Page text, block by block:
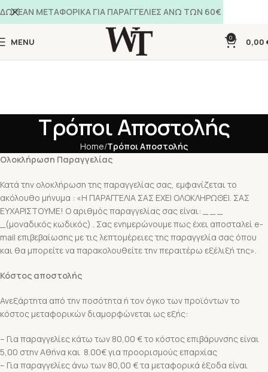
MENU 0 0,00
Τρόποι Αποστολής
Home Τρόποι Αποστολής
Ολοκλήρωση Παραγγελίας
Κατά την ολοκλήρωση της παραγγελίας σας, εμφανίζεται το
ακόλουθο μήνυμα : «Η ΠΑΡΑΓΓΕΛΙΑ ΣΑΣ ΕΧΕΙ ΟΛΟΚΛΗΡΩΘΕΙ. ΣΑΣ
ΕΥΧΑΡΙΣΤΟΥΜΕ! O αριθμός παραγγελίας σας είναι: _ _ _
_(μοναδικός κωδικός) . Σας ενημερώνουμε πως έχει αποσταλεί e-
mail επιβεβαίωσης με τις λεπτομέρειες της παραγγελία σας όπου
και θα μπορείτε να παρακολουθείτε την περαιτέρω εξέλιξή της».
Κόστος αποστολής
Ανεξάρτητα από την ποσότητα ή τον όγκο των προϊόντων το
κόστος μεταφορικών διαμορφώνεται ως εξής:
– Για παραγγελίες κάτω των 80,00 € το κόστος επιβάρυνσης είναι
5,00 στην Αθήνα και 8.00€ για προορισμούς επαρχίας
– Για παραγγελίες άνω των 80,00 € τα μεταφορικά έξοδα είναι
ΔΩΡΕΑΝ ΜΕΤΑΦΟΡΙΚΑ ΓΙΑ ΠΑΡΑΓΓΕΛΙΕΣ ΑΝΩ ΤΩΝ 60€